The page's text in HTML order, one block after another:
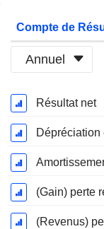
Compte de
Annuel
Période
Fiscale:
Mars
Résultat net
Dépréciation
(Gain) perte
(Revenus)